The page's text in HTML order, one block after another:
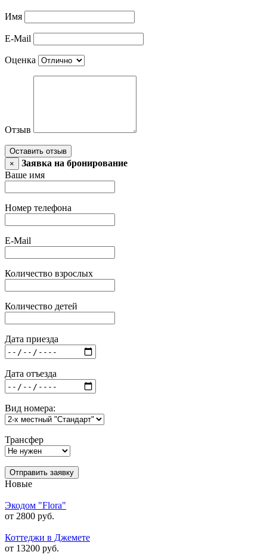
Имя
E-Mail
Оценка
Отзыв
Оставить отзыв
×
Заявка на бронирование
Ваше имя
Номер телефона
E-Mail
Количество взрослых
Количество детей
Дата приезда
Дата отъезда
Вид номера:
Трансфер
Отправить заявку
Новые
Экодом "Flora"
от 2800 руб.
Коттеджи в Джемете
от 13200 руб.